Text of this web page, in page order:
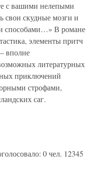
с вашими нелепыми
свои скудные мозги и
способами…» В романе
элементы притч
вполне
литературных
приключений
строфами,
саг.
0 чел. 12345